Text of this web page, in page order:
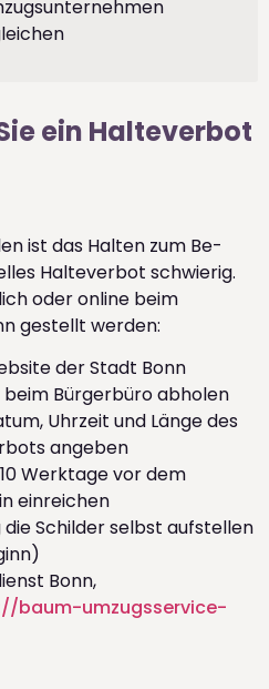
ein Halteverbot
ist das Halten zum Be-
Halteverbot schwierig.
oder online beim
gestellt werden:
der Stadt Bonn
Bürgerbüro abholen
Uhrzeit und Länge des
angeben
Werktage vor dem
einreichen
Schilder selbst aufstellen
Bonn,
baum-umzugsservice-